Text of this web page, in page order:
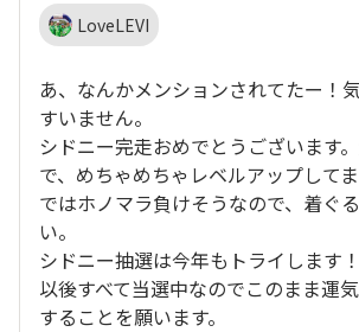
LoveLEVI
あ、なんかメンションされてたー！
すいません。
シドニー完走おめでとうございます
で、めちゃめちゃレベルアップして
ではホノマラ負けそうなので、着ぐ
い。
シドニー抽選は今年もトライします
以後すべて当選中なのでこのまま運
することを願います。